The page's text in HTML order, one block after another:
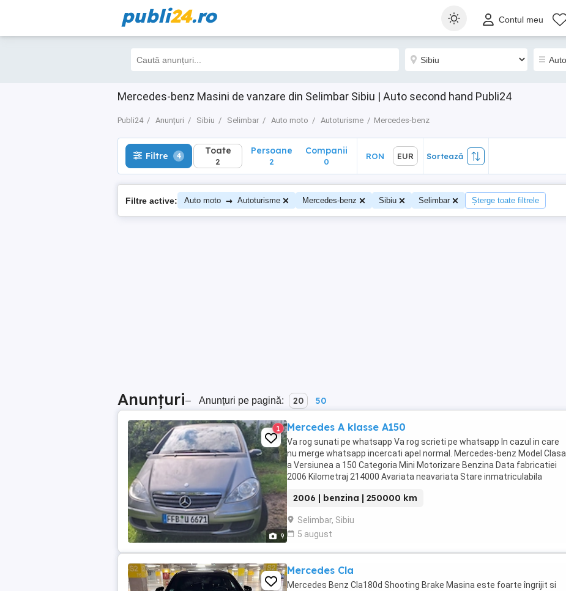
publi24.ro Contul meu
Mercedes-benz Masini de vanzare din Selimbar Sibiu | Auto second hand Publi24
Publi24 Anunțuri Sibiu Selimbar Auto moto Autoturisme Mercedes-benz
Filtre 4 Toate
2
Sortează
Filtre 4 Toate
2
Persoane
2
Companii
0
RON EUR Sortează
Filtre active: Auto moto → Autoturisme Mercedes-benz Sibiu Selimbar Șterge toate filtrele
Anunțuri– Anunțuri pe pagină: 20 50
9
1 Mercedes A klasse A150
Va rog sunati pe whatsapp Va rog scrieti pe whatsapp In cazul in care
nu merge whatsapp incercati apel normal. Mercedes-benz Model Clasa
a Versiunea a 150 Categoria Mini Motorizare Benzina Data fabricatiei
2006 Kilometraj 214000 Avariata neavariata Stare inmatriculabila
2006 | benzina | 250000 km
Selimbar, Sibiu
5 august
Mercedes Cla
Mercedes Benz Cla180d Shooting Brake Masina este foarte îngrijit si